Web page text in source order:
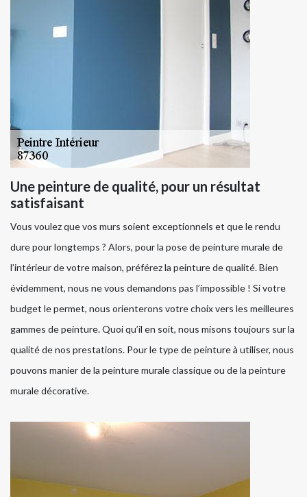
Une peinture de qualité, pour un résultat
satisfaisant
Vous voulez que vos murs soient exceptionnels et que le rendu
dure pour longtemps ? Alors, pour la pose de peinture murale de
l’intérieur de votre maison, préférez la peinture de qualité. Bien
évidemment, nous ne vous demandons pas l’impossible ! Si votre
budget le permet, nous orienterons votre choix vers les meilleures
gammes de peinture. Quoi qu’il en soit, nous misons toujours sur la
qualité de nos prestations. Pour le type de peinture à utiliser, nous
pouvons manier de la peinture murale classique ou de la peinture
murale décorative.